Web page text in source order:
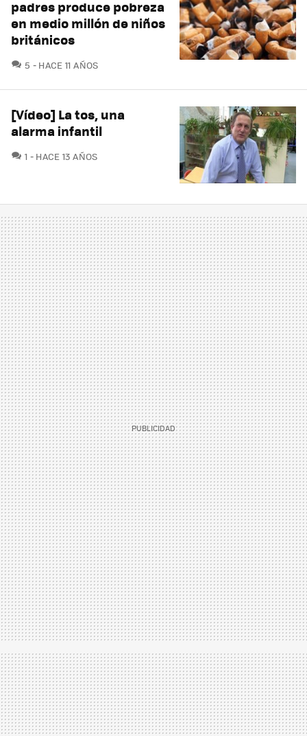
padres produce pobreza
en medio millón de niños
británicos
5 COMENTARIOS
HACE 11 AÑOS
[Vídeo] La tos, una
alarma infantil
1 COMENTARIOS
HACE 13 AÑOS